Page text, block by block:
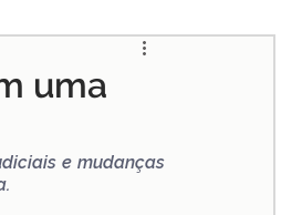
uma
e mudanças